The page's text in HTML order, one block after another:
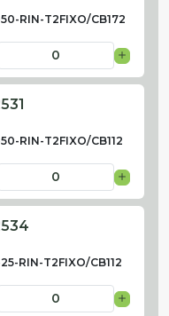
RIN-T2FIXO/CB172
RIN-T2FIXO/CB112
RIN-T2FIXO/CB112